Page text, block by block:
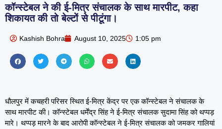
कॉन्स्टेबल ने की ई-मित्र संचालक के साथ मारपीट, कहा
शिकायत की तो बेल्टों से पीटूंगा।
Kashish Bohra August 10, 2025 1:05 pm
धौलपुर में कचहरी परिसर स्थित ई-मित्र केंद्र पर एक कॉन्स्टेबल ने संचालक के
साथ मारपीट की। कॉन्स्टेबल धर्मेंद्र सिंह ने ई-मित्र संचालक सुदामा सिंह को थप्पड़
मारे। थप्पड़ मारने के बाद आरोपी कॉन्स्टेबल ने ई-मित्र संचालक को जमकर गालियां